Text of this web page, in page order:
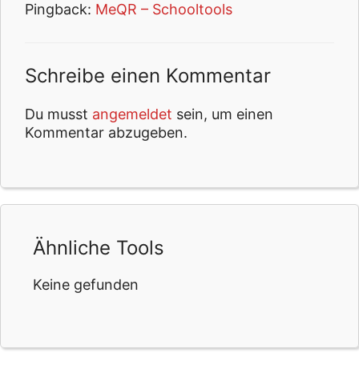
Pingback: MeQR – Schooltools
Schreibe einen Kommentar
Du musst angemeldet sein, um einen
Kommentar abzugeben.
Ähnliche Tools
Keine gefunden